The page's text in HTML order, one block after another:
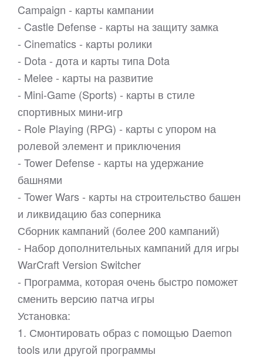
Campaign - карты кампании
- Castle Defense - карты на защиту замка
- Cinematics - карты ролики
- Dota - дота и карты типа Dota
- Melee - карты на развитие
- Mini-Game (Sports) - карты в стиле
спортивных мини-игр
- Role Playing (RPG) - карты с упором на
ролевой элемент и приключения
- Tower Defense - карты на удержание
башнями
- Tower Wars - карты на строительство башен
и ликвидацию баз соперника
Сборник кампаний (более 200 кампаний)
- Набор дополнительных кампаний для игры
WarCraft Version Switcher
- Программа, которая очень быстро поможет
сменить версию патча игры
Установка:
1. Смонтировать образ с помощью Daemon
tools или другой программы